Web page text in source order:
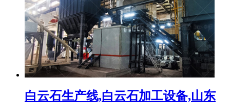
白云石生产线,白云石加工设备,山东